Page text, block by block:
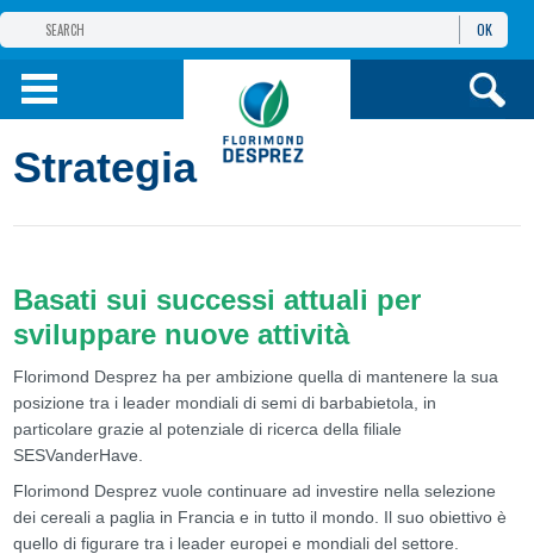
GRUPPO FLORIMOND DESPREZ
FLORIMOND DESPREZ ITALIA
PRESS
OK
Strategia
Basati sui successi attuali per
sviluppare nuove attività
Florimond Desprez ha per ambizione quella di mantenere la sua
posizione tra i leader mondiali di semi di barbabietola, in
particolare grazie al potenziale di ricerca della filiale
SESVanderHave.
Florimond Desprez vuole continuare ad investire nella selezione
dei cereali a paglia in Francia e in tutto il mondo. Il suo obiettivo è
quello di figurare tra i leader europei e mondiali del settore.